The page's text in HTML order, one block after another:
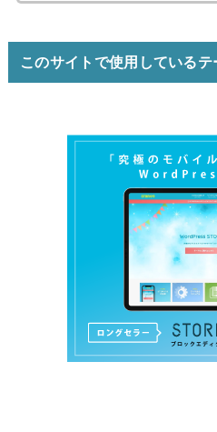
このサイトで使用しているテ